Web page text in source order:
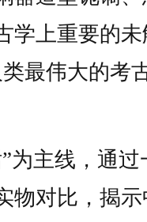
学上重要的
最伟大的考
主线，通过
物对比，揭